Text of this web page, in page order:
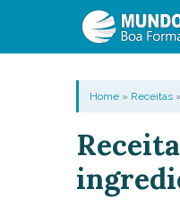
Home» Receitas